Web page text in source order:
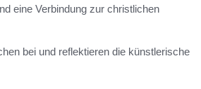
eine Verbindung zur christlichen
bei und reflektieren die künstlerische